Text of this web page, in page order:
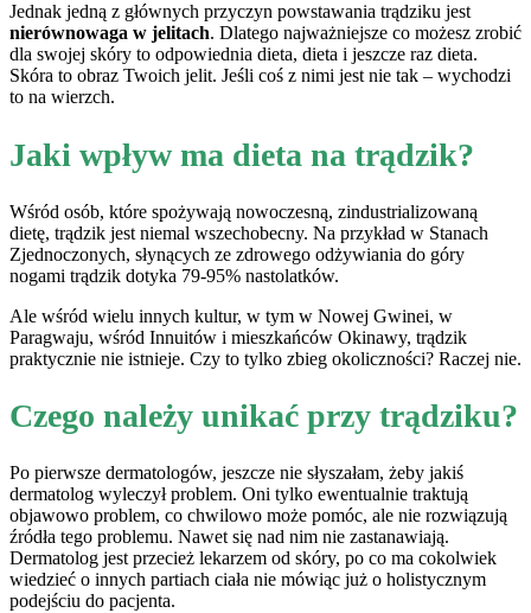
Jednak jedną z głównych przyczyn powstawania trądziku jest
nierównowaga w jelitach. Dlatego najważniejsze co możesz zrobić
dla swojej skóry to odpowiednia dieta, dieta i jeszcze raz dieta.
Skóra to obraz Twoich jelit. Jeśli coś z nimi jest nie tak – wychodzi
to na wierzch.
Jaki wpływ ma dieta na trądzik?
Wśród osób, które spożywają nowoczesną, zindustrializowaną
dietę, trądzik jest niemal wszechobecny. Na przykład w Stanach
Zjednoczonych, słynących ze zdrowego odżywiania do góry
nogami trądzik dotyka 79-95% nastolatków.
Ale wśród wielu innych kultur, w tym w Nowej Gwinei, w
Paragwaju, wśród Innuitów i mieszkańców Okinawy, trądzik
praktycznie nie istnieje. Czy to tylko zbieg okoliczności? Raczej nie.
Czego należy unikać przy trądziku?
Po pierwsze dermatologów, jeszcze nie słyszałam, żeby jakiś
dermatolog wyleczył problem. Oni tylko ewentualnie traktują
objawowo problem, co chwilowo może pomóc, ale nie rozwiązują
źródła tego problemu. Nawet się nad nim nie zastanawiają.
Dermatolog jest przecież lekarzem od skóry, po co ma cokolwiek
wiedzieć o innych partiach ciała nie mówiąc już o holistycznym
podejściu do pacjenta.